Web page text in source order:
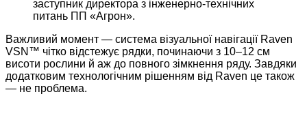
заступник директора з інженерно-технічних
питань ПП «Агрон».
Важливий момент — система візуальної навігації Raven
VSN™ чітко відстежує рядки, починаючи з 10–12 см
висоти рослини й аж до повного зімкнення ряду. Завдяки
додатковим технологічним рішенням від Raven це також
— не проблема.